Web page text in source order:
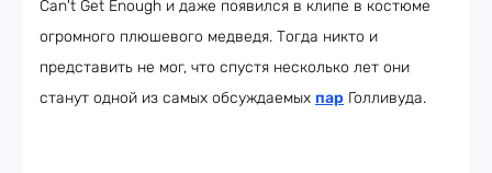
Can't Get Enough и даже появился в клипе в костюме
огромного плюшевого медведя. Тогда никто и
представить не мог, что спустя несколько лет они
станут одной из самых обсуждаемых пар Голливуда.